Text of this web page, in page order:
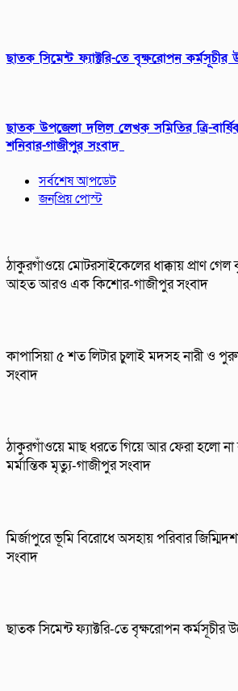
ছাতক সিমেন্ট ফ্যাক্টরি-তে বৃক্ষরোপন কর্মসূচীর
ছাতক উপজেলা দলিল লেখক সমিতির ত্রি-
শনিবার-গাজীপুর সংবাদ
সর্বশেষ আপডেট
জনপ্রিয় পোস্ট
ঠাকুরগাঁওয়ে মোটরসাইকেলের ধাক্কায় প্রাণ
আহত আরও এক কিশোর-গাজীপুর সংবাদ
কাপাসিয়া ৫ শত লিটার চুলাই মদসহ নারী ও
সংবাদ
ঠাকুরগাঁওয়ে মাছ ধরতে গিয়ে আর ফেরা হলো না
মর্মান্তিক মৃত্যু-গাজীপুর সংবাদ
মির্জাপুরে ভূমি বিরোধে অসহায় পরিবার
সংবাদ
ছাতক সিমেন্ট ফ্যাক্টরি-তে বৃক্ষরোপন কর্মসূচীর